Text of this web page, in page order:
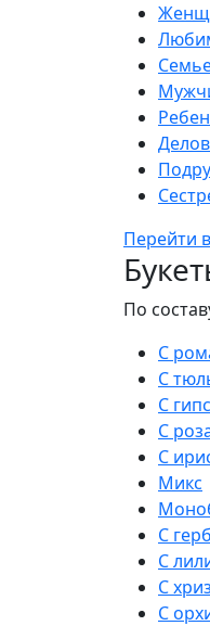
Перейти
По
С
С
С
С
С
Микс
С
С
С
С